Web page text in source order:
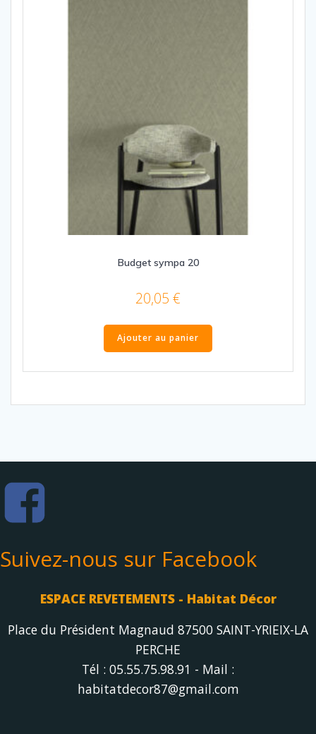
Budget sympa 20
20,05 €
Ajouter au panier
Suivez-nous sur Facebook
ESPACE REVETEMENTS - Habitat Décor
Place du Président Magnaud 87500 SAINT-YRIEIX-LA
PERCHE
Tél : 05.55.75.98.91 - Mail :
habitatdecor87@gmail.com